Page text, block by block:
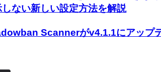
しない新しい設定方法を解説
Scannerがv4.1.1にアップ